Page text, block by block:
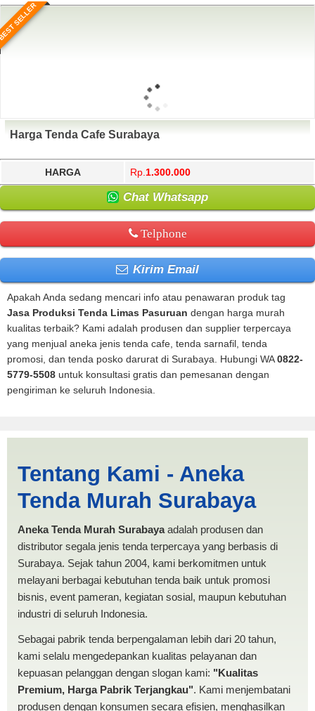
SELLER
Harga Tenda Cafe Surabaya
HARGA Rp. 1.300.000
Chat Whatsapp
Telphone
Kirim Email
Apakah Anda sedang mencari info atau penawaran produk tag
Jasa Produksi Tenda Limas Pasuruan dengan harga murah
kualitas terbaik? Kami adalah produsen dan supplier terpercaya
yang menjual aneka jenis tenda cafe, tenda sarnafil, tenda
promosi, dan tenda posko darurat di Surabaya. Hubungi WA0822-
5779-5508 untuk konsultasi gratis dan pemesanan dengan
pengiriman ke seluruh Indonesia.
Pasuruan | PRODUKSI
ANEKA TENDA MURAH
Tentang Kami - Aneka
Tenda Murah Surabaya
Aneka Tenda Murah Surabayaadalah produsen dan
distributor segala jenis tenda terpercaya yang berbasis di
Surabaya. Sejak tahun 2004, kami berkomitmen untuk
melayani berbagai kebutuhan tenda baik untuk promosi
bisnis, event pameran, kegiatan sosial, maupun kebutuhan
industri di seluruh Indonesia.
Sebagai pabrik tenda berpengalaman lebih dari 20 tahun,
kami selalu mengedepankan kualitas pelayanan dan
kepuasan pelanggan dengan slogan kami: "Kualitas
Premium, Harga Pabrik Terjangkau". Kami menjembatani
produsen dengan konsumen secara efisien, menghasilkan